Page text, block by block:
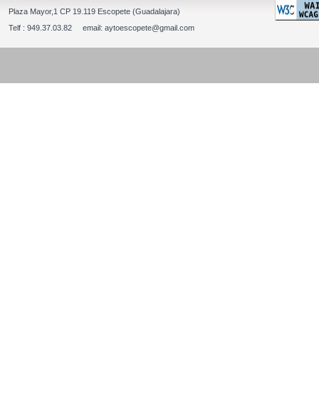
Plaza Mayor,1 CP 19.119 Escopete (Guadalajara)
Telf : 949.37.03.82 email: aytoescopete@gmail.com